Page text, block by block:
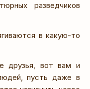
разведчиков
в какую-то
вот вам и
пусть даже в